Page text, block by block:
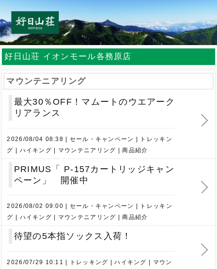
好日山荘 イオンモール各務原店
マウンテニアリング
最大30％OFF！マムートのウエアーク
リアランス
2026/08/04 08:38 セール・キャンペーン
トレッキン
グ
ハイキング マウンテニアリング 商品紹介
PRIMUS「 P-157カートリッジキャン
ペーン」 開催中
2026/08/02 09:00 セール・キャンペーン
トレッキン
グ
ハイキング マウンテニアリング 商品紹介
待望の5本指ソックス入荷！
2026/07/29 10:11 トレッキング ハイキング
マウン